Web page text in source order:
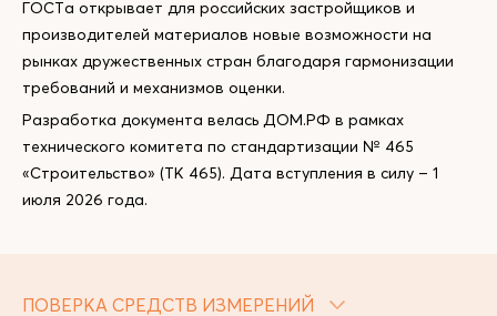
ГОСТа открывает для российских застройщиков и
производителей материалов новые возможности на
рынках дружественных стран благодаря гармонизации
требований и механизмов оценки.
Разработка документа велась ДОМ.РФ в рамках
технического комитета по стандартизации № 465
«Строительство» (ТК 465). Дата вступления в силу – 1
июля 2026 года.
ПОВЕРКА СРЕДСТВ ИЗМЕРЕНИЙ